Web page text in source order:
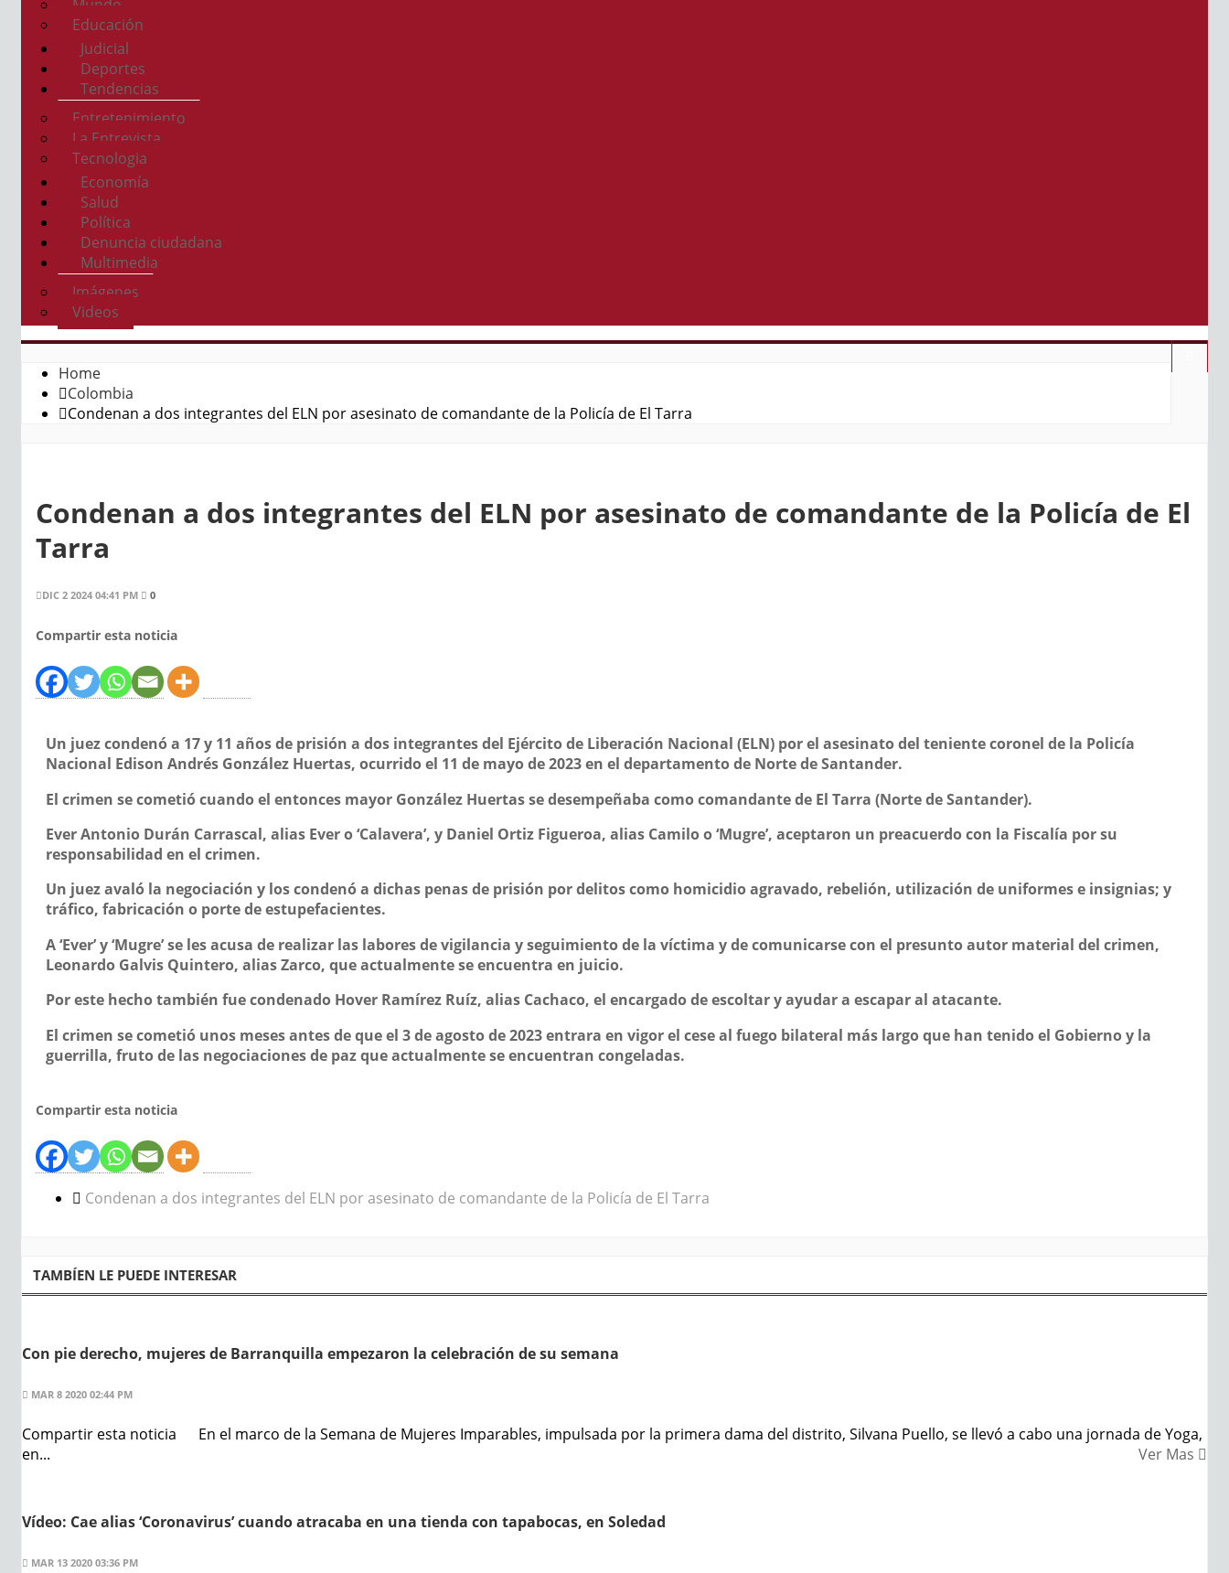
Mundo
Educación
Judicial
Deportes
Tendencias
Entretenimiento
La Entrevista
Tecnologia
Economía
Salud
Política
Denuncia ciudadana
Multimedia
Imágenes
Videos
Home
Colombia
Condenan a dos integrantes del ELN por asesinato de comandante de la Policía de El Tarra
Condenan a dos integrantes del ELN por asesinato de comandante de la Policía de El
Tarra
DIC 2 2024 04:41 PM 0
Compartir esta noticia
Un juez condenó a 17 y 11 años de prisión a dos integrantes del Ejército de Liberación Nacional (ELN) por el asesinato del teniente coronel de la Policía
Nacional Edison Andrés González Huertas, ocurrido el 11 de mayo de 2023 en el departamento de Norte de Santander.
El crimen se cometió cuando el entonces mayor González Huertas se desempeñaba como comandante de El Tarra (Norte de Santander).
Ever Antonio Durán Carrascal, alias Ever o ‘Calavera’, y Daniel Ortiz Figueroa, alias Camilo o ‘Mugre’, aceptaron un preacuerdo con la Fiscalía por su
responsabilidad en el crimen.
Un juez avaló la negociación y los condenó a dichas penas de prisión por delitos como homicidio agravado, rebelión, utilización de uniformes e insignias; y
tráfico, fabricación o porte de estupefacientes.
A ‘Ever’ y ‘Mugre’ se les acusa de realizar las labores de vigilancia y seguimiento de la víctima y de comunicarse con el presunto autor material del crimen,
Leonardo Galvis Quintero, alias Zarco, que actualmente se encuentra en juicio.
Por este hecho también fue condenado Hover Ramírez Ruíz, alias Cachaco, el encargado de escoltar y ayudar a escapar al atacante.
El crimen se cometió unos meses antes de que el 3 de agosto de 2023 entrara en vigor el cese al fuego bilateral más largo que han tenido el Gobierno y la
guerrilla, fruto de las negociaciones de paz que actualmente se encuentran congeladas.
Compartir esta noticia
Condenan a dos integrantes del ELN por asesinato de comandante de la Policía de El Tarra
TAMBÍEN LE PUEDE INTERESAR
Con pie derecho, mujeres de Barranquilla empezaron la celebración de su semana
MAR 8 2020 02:44 PM
Compartir esta noticia En el marco de la Semana de Mujeres Imparables, impulsada por la primera dama del distrito, Silvana Puello, se llevó a cabo una jornada de Yoga,
en...
Ver Mas
Vídeo: Cae alias ‘Coronavirus’ cuando atracaba en una tienda con tapabocas, en Soledad
MAR 13 2020 03:36 PM